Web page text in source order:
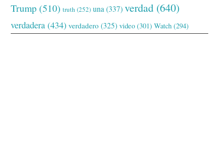
Trump (510) truth (252) una(337) verdad (640)
verdadera (434) verdadero (325) video (301) Watch (294)